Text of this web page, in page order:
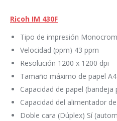
Ricoh IM 430F
Tipo de impresión
Velocidad (ppm) 43 ppm
Resolución 1200 x 1200 dpi
Tamaño máximo de papel
Capacidad de papel
Capacidad del alimentador
Doble cara (Dúplex) Sí